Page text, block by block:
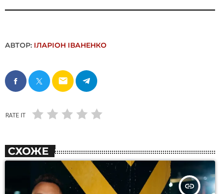
АВТОР: ІЛАРІОН ІВАНЕНКО
email
RATE IT
СХОЖЕ
insert_link